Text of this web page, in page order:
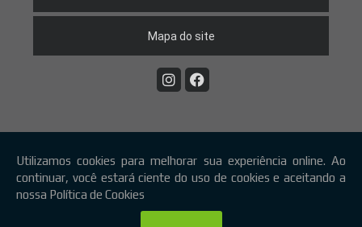
Mapa do site
W3C
W3C